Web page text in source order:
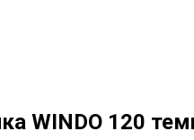
WINDO 120